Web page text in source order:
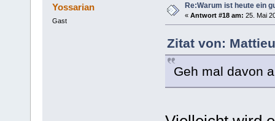
Yossarian
Gast
Re:Warum ist heute ein
« Antwort #18 am: 25. Mai
Zitat von:
Geh mal davon